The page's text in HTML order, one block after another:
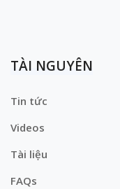
TÀI NGUYÊN
Tin tức
Videos
Tài liệu
FAQs